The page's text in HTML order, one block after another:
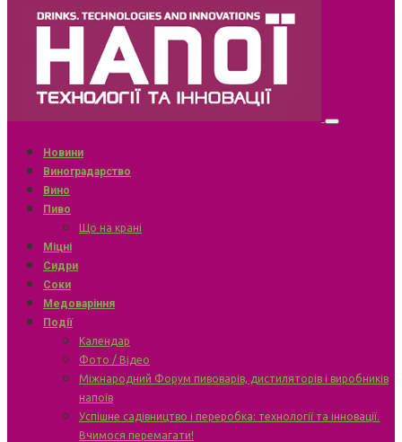
Новини
Виноградарство
Вино
Пиво
Що на крані
Міцні
Сидри
Соки
Медоваріння
Події
Календар
Фото / Відео
Міжнародний Форум пивоварів, дистиляторів і виробників
напоїв
Успішне садівництво і переробка: технології та інновації.
Вчимося перемагати!